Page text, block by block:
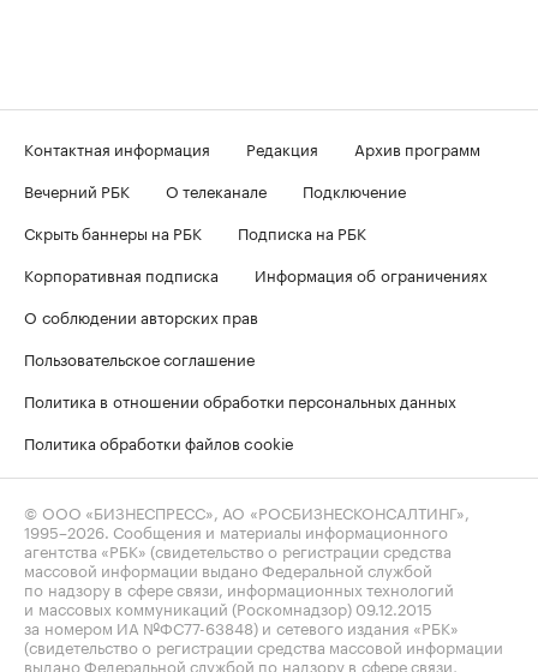
Контактная информация Редакция
Архив программ
Вечерний РБК
О телеканале
Подключение
Скрыть баннеры на РБК
Подписка на РБК
Корпоративная подписка
Информация об ограничениях
О соблюдении авторских прав
Пользовательское соглашение
Политика в отношении обработки персональных данных
Политика обработки файлов cookie
© ООО «БИЗНЕСПРЕСС», АО «РОСБИЗНЕСКОНСАЛТИНГ»,
1995–2026 . Сообщения и материалы информационного
агентства «РБК» (свидетельство о регистрации средства
массовой информации выдано Федеральной службой
по надзору в сфере связи, информационных технологий
и массовых коммуникаций (Роскомнадзор) 09.12.2015
за номером ИА №ФС77-63848) и сетевого издания «РБК»
(свидетельство о регистрации средства массовой информации
выдано Федеральной службой по надзору в сфере связи,